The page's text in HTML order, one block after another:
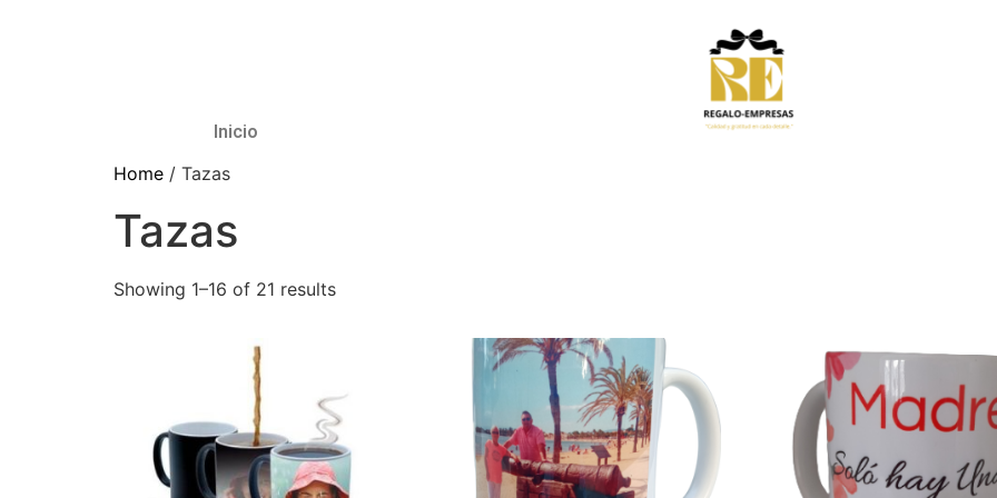
Inicio
Home / Tazas
Tazas
Showing 1–16 of 21 results